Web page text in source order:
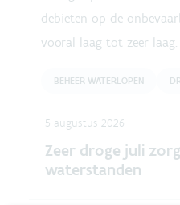
debieten op de
vooral laag tot zeer laag.
BEHEER WATERLOPEN
5 augustus 2026
Zeer droge juli
waterstanden